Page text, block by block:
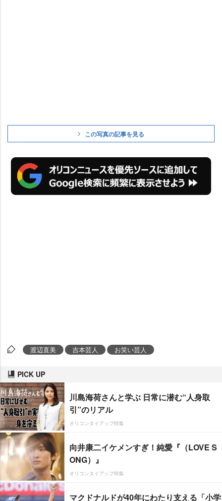
この写真の記事を見る
渡辺直美 吉本芸人 お笑い芸人
PICK UP
川島海荷さんと学ぶ 日常に潜む“人身取
引”のリアル
オリコンタイアップ特集
向井康二イケメンすぎ！純愛『（LOVE S
ONG）』
オリコンタイアップ特集
マクドナルドが40年にわたり支える「小学